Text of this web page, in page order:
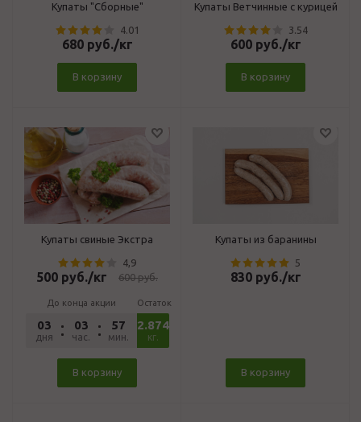
Купаты "Сборные"
4.01
680руб./кг
В корзину
Купаты Ветчинные с курицей
3.54
600руб./кг
В корзину
Купаты свиные Экстра
4,9
500 руб./кг 600руб.
До конца акции
03
дня
03
час.
57
мин.
54
сек.
Остаток
2.874
кг.
В корзину
Купаты из баранины
5
830руб./кг
В корзину